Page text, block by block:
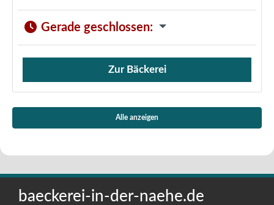
Gerade geschlossen:
Verkauf von Brötchen,
Zur Bäckerei
Alle anzeigen
baeckerei-in-der-naehe.de